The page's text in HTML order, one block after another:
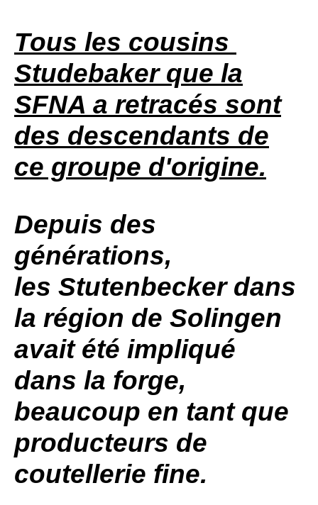
Tous les cousins ​​
Studebaker que la
SFNA a retracés sont
des descendants de
ce groupe d'origine.
Depuis des
générations,
les Stutenbeckerdans
la région de Solingen
avait été impliqué
dans la forge,
beaucoup en tant que
producteurs de
coutellerie fine.